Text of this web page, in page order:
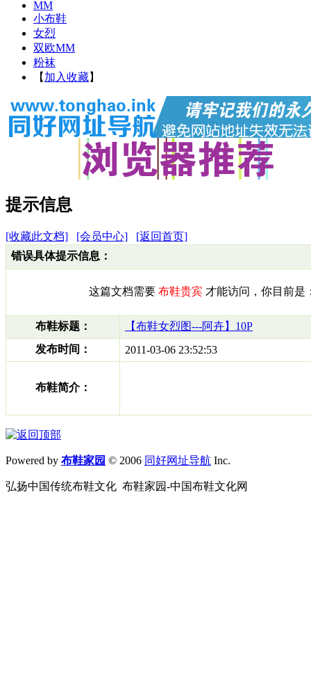
MM
小布鞋
女烈
双欧MM
粉袜
【 加入收藏】
提示信息
[收藏此文档] [会员中心]
[返回首页]
错误具体提示信息：
这篇文档需要 布鞋贵宾 才能访问，你目前是
布鞋标题：
【布鞋女烈图---阿卉】10P
发布时间：
2011-03-06 23:52:53
布鞋简介：
Powered by 布鞋家园 © 2006 同好网址导航 Inc.
弘扬中国传统布鞋文化 布鞋家园-中国布鞋文化网